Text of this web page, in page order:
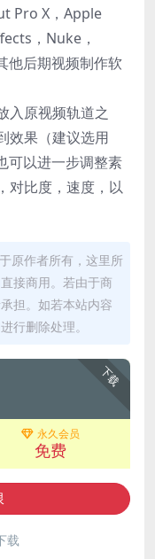
Pro X，Apple
，Nuke，
他后期视频制作软
入原视频轨道之
效果（建议选用
可以进一步调整素
对比度，速度，以
原作者所有，这里所
接商用。若由于商
担。如若本站内容
行删除处理。
下载
永久会员
免费
载